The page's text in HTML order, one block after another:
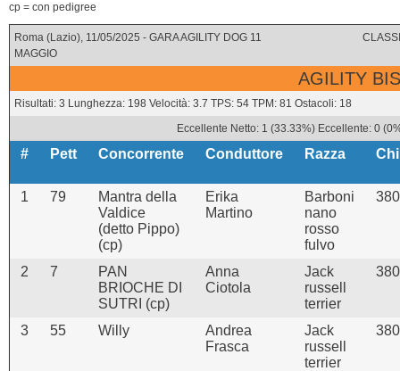
cp = con pedigree
Roma (Lazio), 11/05/2025 - GARA AGILITY DOG 11
MAGGIO
AGILITY
Risultati: 3 Lunghezza: 198 Velocità: 3.7 TPS: 54 TPM: 81 Ostacoli: 18
Eccellente Netto: 1 (33.33%) Eccellente: 0
# Pett Concorrente Conduttore Razza
1 79
Mantra della
Valdice
(detto Pippo)
(cp)
Erika
Martino
Barboni
nano
rosso
fulvo
2 7
PAN
BRIOCHE DI
SUTRI (cp)
Anna
Ciotola
Jack
russell
terrier
3 55 Willy
Andrea
Frasca
Jack
russell
terrier